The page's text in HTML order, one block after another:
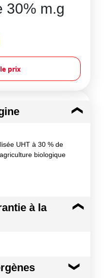
30% m.g
prix
UHT à 30 % de
biologique
à la